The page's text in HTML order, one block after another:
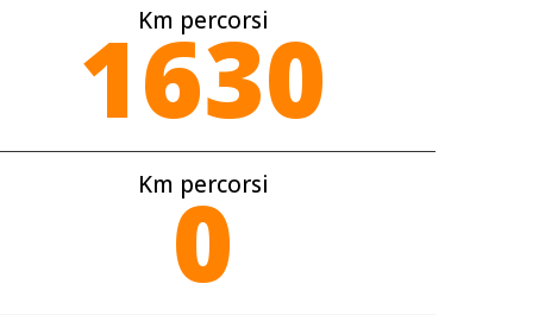
Km percorsi
1630
Km percorsi
0